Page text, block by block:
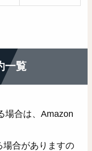
一覧
場合は、Amazon
合がありますの